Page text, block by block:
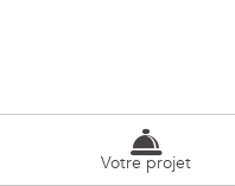
Votre projet